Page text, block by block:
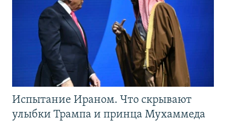
Испытание Ираном. Что скрывают
улыбки Трампа и принца Мухаммеда